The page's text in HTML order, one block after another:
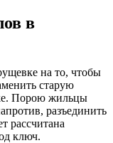
в
на то, чтобы
старую
Порою жильцы
разъединить
рассчитана
ключ.